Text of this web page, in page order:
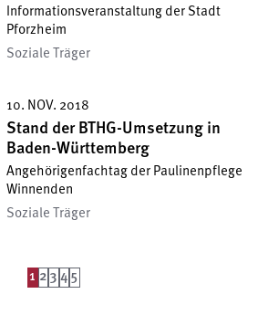
Informationsveranstaltung der Stadt
Pforzheim
Soziale Träger
10. NOV. 2018
Stand der BTHG-Umsetzung in
Baden-Württemberg
Angehörigenfachtag der Paulinenpflege
Winnenden
Soziale Träger
1 2 3 4 5